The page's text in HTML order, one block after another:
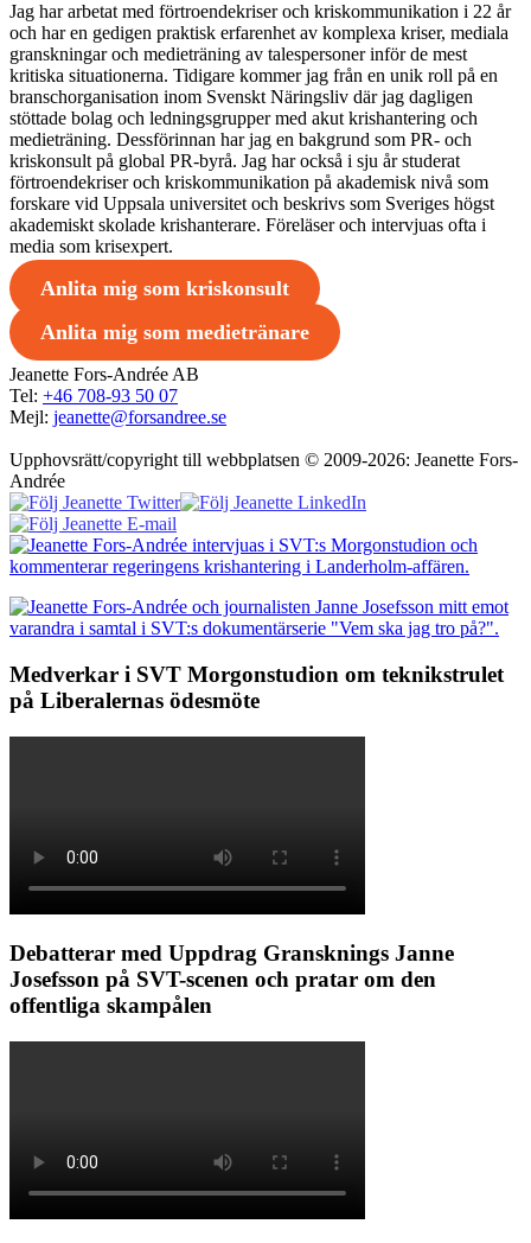
Jag har arbetat med förtroendekriser och kriskommunikation i 22 år
och har en gedigen praktisk erfarenhet av komplexa kriser, mediala
granskningar och medieträning av talespersoner inför de mest
kritiska situationerna. Tidigare kommer jag från en unik roll på en
branschorganisation inom Svenskt Näringsliv där jag dagligen
stöttade bolag och ledningsgrupper med akut krishantering och
medieträning. Dessförinnan har jag en bakgrund som PR- och
kriskonsult på global PR-byrå. Jag har också i sju år studerat
förtroendekriser och kriskommunikation på akademisk nivå som
forskare vid Uppsala universitet och beskrivs som Sveriges högst
akademiskt skolade krishanterare. Föreläser och intervjuas ofta i
media som krisexpert.
Anlita mig som kriskonsult
Anlita mig som medietränare
Jeanette Fors-Andrée AB
Tel: +46 708-93 50 07
Mejl: jeanette@forsandree.se
Upphovsrätt/copyright till webbplatsen © 2009-2026: Jeanette Fors-
Andrée
Medverkar i SVT Morgonstudion om teknikstrulet
på Liberalernas ödesmöte
Debatterar med Uppdrag Gransknings Janne
Josefsson på SVT-scenen och pratar om den
offentliga skampålen